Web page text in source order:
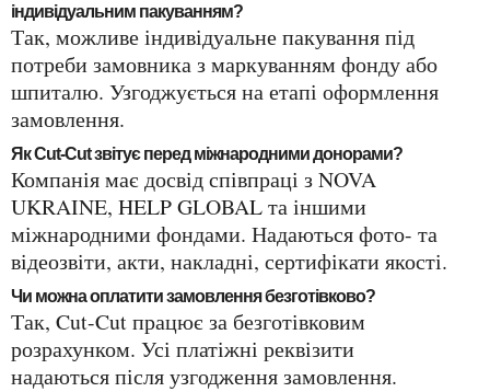
індивідуальним пакуванням?
Так, можливе індивідуальне пакування під
потреби замовника з маркуванням фонду або
шпиталю. Узгоджується на етапі оформлення
замовлення.
Як Cut-Cut звітує перед міжнародними донорами?
Компанія має досвід співпраці з NOVA
UKRAINE, HELP GLOBAL та іншими
міжнародними фондами. Надаються фото- та
відеозвіти, акти, накладні, сертифікати якості.
Чи можна оплатити замовлення безготівково?
Так, Cut-Cut працює за безготівковим
розрахунком. Усі платіжні реквізити
надаються після узгодження замовлення.